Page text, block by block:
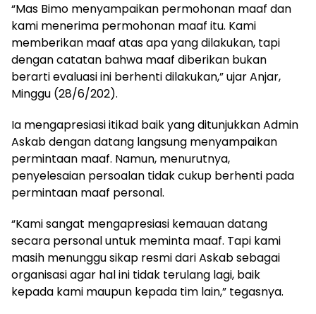
“Mas Bimo menyampaikan permohonan maaf dan
kami menerima permohonan maaf itu. Kami
memberikan maaf atas apa yang dilakukan, tapi
dengan catatan bahwa maaf diberikan bukan
berarti evaluasi ini berhenti dilakukan,” ujar Anjar,
Minggu (28/6/202).
Ia mengapresiasi itikad baik yang ditunjukkan Admin
Askab dengan datang langsung menyampaikan
permintaan maaf. Namun, menurutnya,
penyelesaian persoalan tidak cukup berhenti pada
permintaan maaf personal.
“Kami sangat mengapresiasi kemauan datang
secara personal untuk meminta maaf. Tapi kami
masih menunggu sikap resmi dari Askab sebagai
organisasi agar hal ini tidak terulang lagi, baik
kepada kami maupun kepada tim lain,” tegasnya.